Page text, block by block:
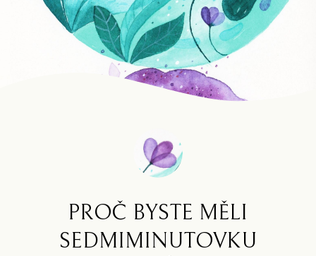
PROČ BYSTE MĚLI
SEDMIMINUTOVKU